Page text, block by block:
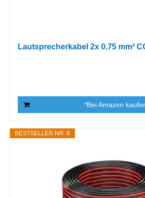
Lautsprecherkabel 2x 0,75 mm²
*Bei Amazon
BESTSELLER NR. 6